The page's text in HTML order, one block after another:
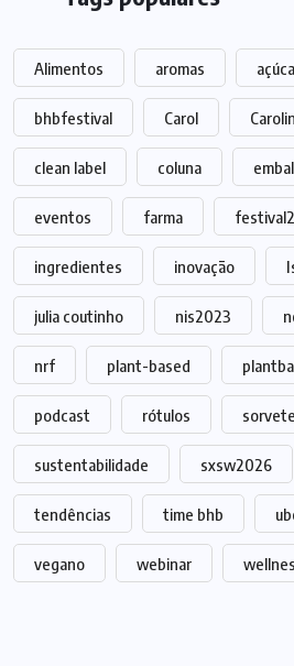
Alimentos aromas
bhbfestival Carol
clean label coluna
eventos farma
ingredientes inovação
julia coutinho nis2023
nrf plant-based
podcast rótulos sorvete
sustentabilidade sxsw2026
tendências time bhb
vegano webinar